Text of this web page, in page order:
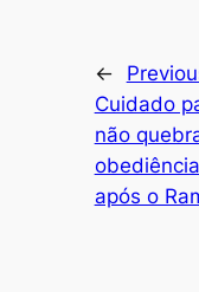
←
Cuidado
não
obediência
após o